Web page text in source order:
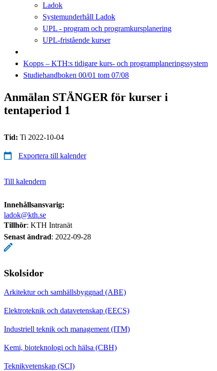
Ladok
Systemunderhåll Ladok
UPL - program och programkursplanering
UPL-fristående kurser
Kopps – KTH:s tidigare kurs- och programplaneringssystem
Studiehandboken 00/01 tom 07/08
Anmälan STÄNGER för kurser i
tentaperiod 1
Tid: Ti 2022-10-04
Exportera till kalender
Till kalendern
Innehållsansvarig:
ladok@kth.se
Tillhör: KTH Intranät
Senast ändrad: 2022-09-28
Skolsidor
Arkitektur och samhällsbyggnad (ABE)
Elektroteknik och datavetenskap (EECS)
Industriell teknik och management (ITM)
Kemi, bioteknologi och hälsa (CBH)
Teknikvetenskap (SCI)